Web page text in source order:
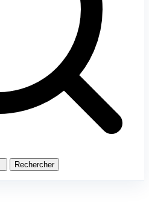
Rechercher